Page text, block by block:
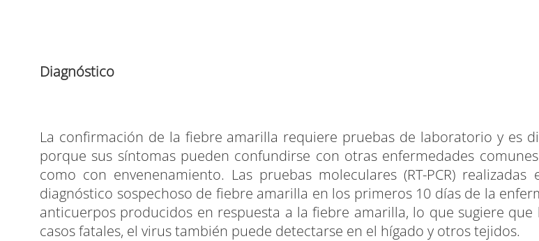
Diagnóstico
La confirmación de la fiebre amarilla requiere pruebas de laboratorio y es
porque sus síntomas pueden confundirse con otras enfermedades
como con envenenamiento. Las pruebas moleculares (RT-PCR)
diagnóstico sospechoso de fiebre amarilla en los primeros 10 días de la
anticuerpos producidos en respuesta a la fiebre amarilla, lo que sugiere
casos fatales, el virus también puede detectarse en el hígado y otros tejidos.